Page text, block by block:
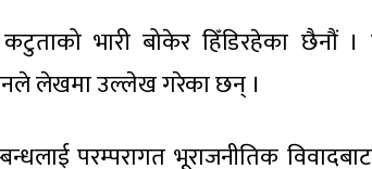
भारी बोकेर हिँडिरहेका छैनौं ।
लेखमा उल्लेख गरेका छन् ।
परम्परागत भूराजनीतिक